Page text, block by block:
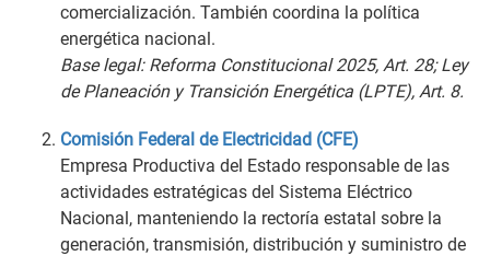
comercialización. También coordina la política
energética nacional.
Base legal: Reforma Constitucional 2025, Art. 28; Ley
de Planeación y Transición Energética (LPTE), Art. 8.
Comisión Federal de Electricidad (CFE)
Empresa Productiva del Estado responsable de las
actividades estratégicas del Sistema Eléctrico
Nacional, manteniendo la rectoría estatal sobre la
generación, transmisión, distribución y suministro de